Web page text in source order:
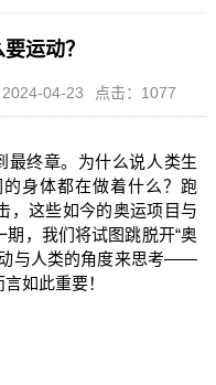
运动？
2024-04-23 点击：1077
最终章。为什么说人类生
身体都在做着什么？跑
，这些如今的奥运项目与
，我们将试图跳脱开“奥
与人类的角度来思考——
如此重要！